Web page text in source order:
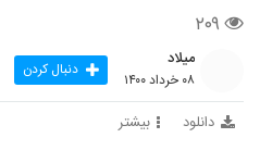
۲۰۹
میلاد
۰۸ خرداد ۱۴۰۰ دنبال کردن
دانلود بیشتر